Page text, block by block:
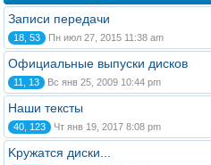
Записи передачи
18, 53 Пн июл 27, 2015 11:38 am
Официальные выпуски дисков
11, 13 Вс янв 25, 2009 10:44 pm
Наши тексты
40, 123 Чт янв 19, 2017 8:08 pm
Kружатся диски...